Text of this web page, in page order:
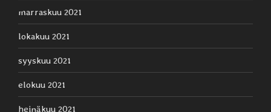
marraskuu 2021
lokakuu 2021
syyskuu 2021
elokuu 2021
heinäkuu 2021